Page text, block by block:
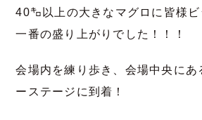
40㌔以上の大きなマグロに皆様
一番の盛り上がりでした！！！
会場内を練り歩き、会場中央にあ
ーステージに到着！